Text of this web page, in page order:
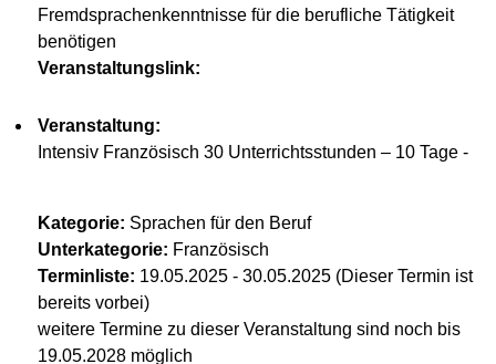
Fremdsprachenkenntnisse für die berufliche Tätigkeit
benötigen
Veranstaltungslink:
Veranstaltung:
Intensiv Französisch 30 Unterrichtsstunden – 10 Tage -
Kategorie: Sprachen für den Beruf
Unterkategorie: Französisch
Terminliste: 19.05.2025 - 30.05.2025 (Dieser Termin ist
bereits vorbei)
weitere Termine zu dieser Veranstaltung sind noch bis
19.05.2028 möglich